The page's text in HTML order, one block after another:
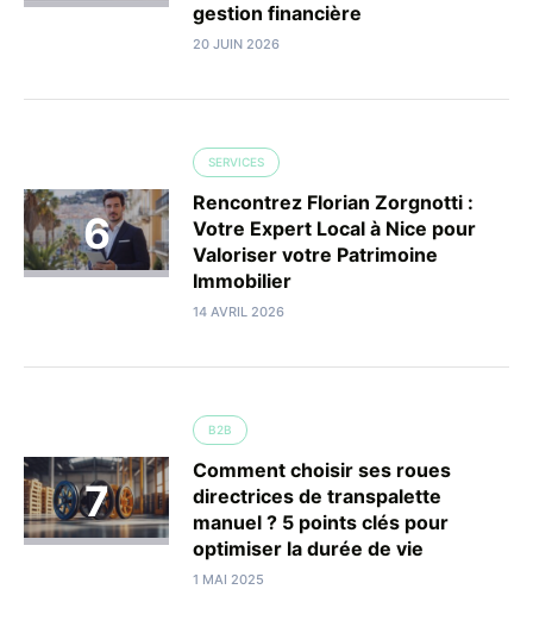
gestion financière
20 JUIN 2026
SERVICES
Rencontrez Florian Zorgnotti :
Votre Expert Local à Nice pour
Valoriser votre Patrimoine
Immobilier
14 AVRIL 2026
B2B
Comment choisir ses roues
directrices de transpalette
manuel ? 5 points clés pour
optimiser la durée de vie
1 MAI 2025